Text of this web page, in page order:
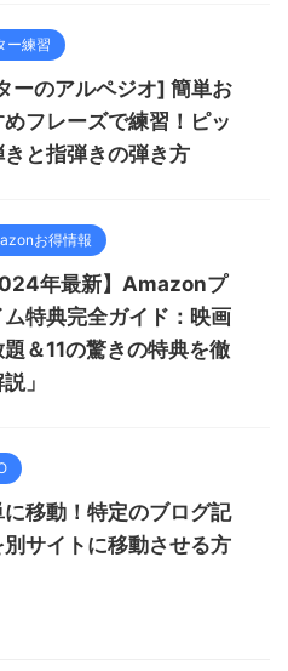
ー練習
ーのアルペジオ] 簡単お
フレーズで練習！ピッ
きと指弾きの弾き方
お得情報
年最新】Amazonプ
ム特典完全ガイド：映画
題＆11の驚きの特典を徹
」
に移動！特定のブログ記
別サイトに移動させる方